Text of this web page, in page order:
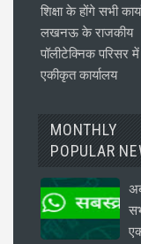
शिक्षा के होंगे सभी
लखनऊ के राजकीय
पॉलीटेक्निक परिसर
एकीकृत कार्यालय
MONTHLY
POPULAR